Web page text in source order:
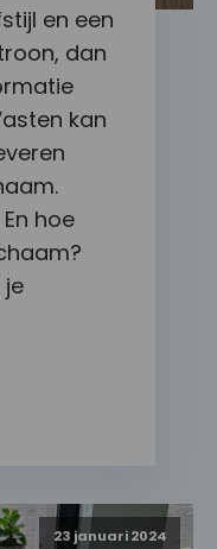
en een
dan
kan
hoe
je
23 januari 2024